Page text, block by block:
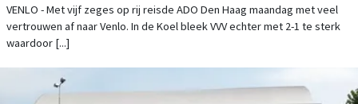
VENLO - Met vijf zeges op rij reisde ADO Den Haag maandag met veel
vertrouwen af naar Venlo. In de Koel bleek VVV echter met 2-1 te sterk
waardoor [...]